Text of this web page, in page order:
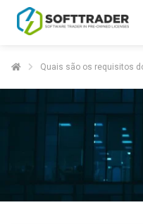
Quais são os requisitos